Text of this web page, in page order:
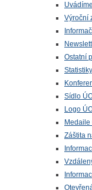
Výroční
Ostatní
Statistiky
Sídlo
Logo
Záštita